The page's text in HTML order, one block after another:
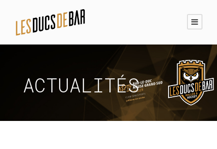
ACTUALITÉS